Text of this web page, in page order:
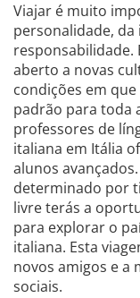
Viajar é muito
personalidade,
aberto a novas
condições em
padrão para toda
professores de
italiana em Itália
alunos
determinado por
livre terás a
para explorar o
italiana. Esta
novos amigos e a
sociais.